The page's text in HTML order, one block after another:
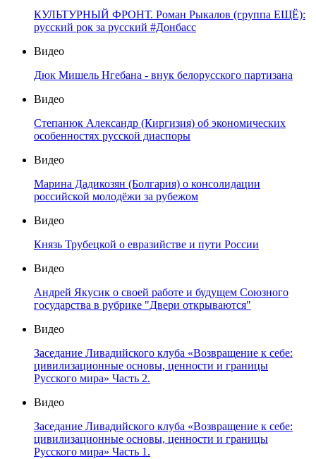
КУЛЬТУРНЫЙ ФРОНТ. Роман Рыкалов (группа ЕЩЁ):
русский рок за русский #Донбасс
Видео
Дюк Мишель Нгебана - внук белорусского партизана
Видео
Степанюк Александр (Киргизия) об экономических
особенностях русской диаспоры
Видео
Марина Дадикозян (Болгария) о консолидации
российской молодёжи за рубежом
Видео
Князь Трубецкой о евразийстве и пути России
Видео
Андрей Якусик о своей работе и будущем Союзного
государства в рубрике "Двери открываются"
Видео
Заседание Ливадийского клуба «Возвращение к себе:
цивилизационные основы, ценности и границы
Русского мира» Часть 2.
Видео
Заседание Ливадийского клуба «Возвращение к себе:
цивилизационные основы, ценности и границы
Русского мира» Часть 1.